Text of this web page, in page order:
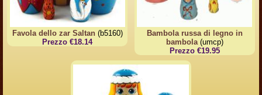
Favola dello zar Saltan(b5160)
Prezzo €18.14
Bambola russa di legno in
bambola(umcp)
Prezzo €19.95